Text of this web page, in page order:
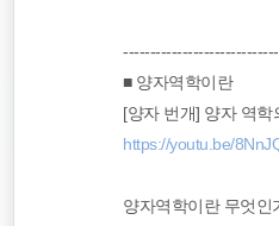
■ 양자역학이란
[양자 번개] 양자 역
https://youtu.be/
양자역학이란 무엇인